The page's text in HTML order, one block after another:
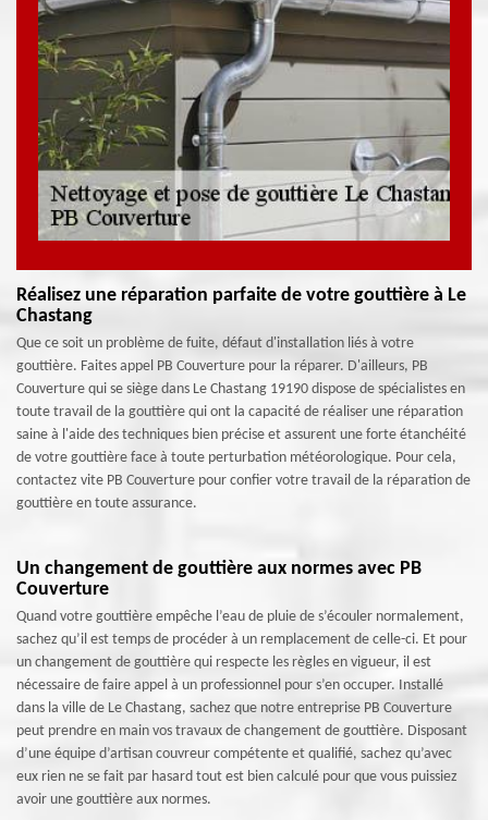
Réalisez une réparation parfaite de votre gouttière à Le
Chastang
Que ce soit un problème de fuite, défaut d'installation liés à votre
gouttière. Faites appel PB Couverture pour la réparer. D'ailleurs, PB
Couverture qui se siège dans Le Chastang 19190 dispose de spécialistes en
toute travail de la gouttière qui ont la capacité de réaliser une réparation
saine à l'aide des techniques bien précise et assurent une forte étanchéité
de votre gouttière face à toute perturbation météorologique. Pour cela,
contactez vite PB Couverture pour confier votre travail de la réparation de
gouttière en toute assurance.
Un changement de gouttière aux normes avec PB
Couverture
Quand votre gouttière empêche l’eau de pluie de s’écouler normalement,
sachez qu’il est temps de procéder à un remplacement de celle-ci. Et pour
un changement de gouttière qui respecte les règles en vigueur, il est
nécessaire de faire appel à un professionnel pour s’en occuper. Installé
dans la ville de Le Chastang, sachez que notre entreprise PB Couverture
peut prendre en main vos travaux de changement de gouttière. Disposant
d’une équipe d’artisan couvreur compétente et qualifié, sachez qu’avec
eux rien ne se fait par hasard tout est bien calculé pour que vous puissiez
avoir une gouttière aux normes.